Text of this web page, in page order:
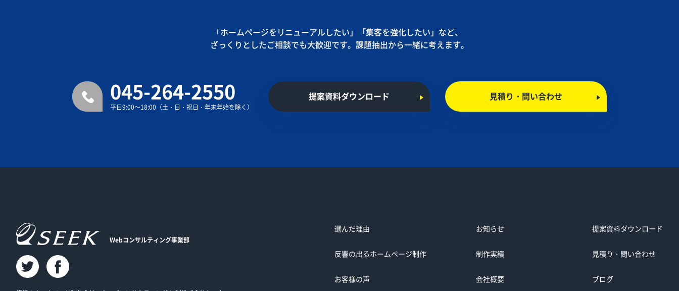
｢ホームページをリニューアルしたい」
「集客を強化したい」など、
ざっくりとしたご相談でも大歓迎です。課題抽出から一緒に考えます。
045-264-2550
平日9:00～18:00（土・日・祝日・年末年始を除く）
提案資料ダウンロード 見積り・問い合わせ
Webコンサルティング事業部
選んだ理由
反響の出るホームページ制作
お客様の声
お知らせ
制作実績
会社概要
提案資料ダウンロード
見積り・問い合わせ
ブログ